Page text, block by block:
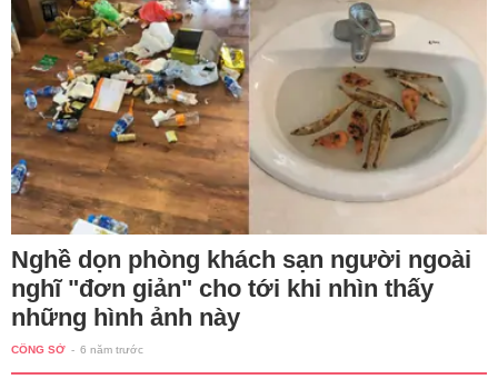
Nghề dọn phòng khách sạn người ngoài
nghĩ "đơn giản" cho tới khi nhìn thấy
những hình ảnh này
CÔNG SỞ - 6 năm trước